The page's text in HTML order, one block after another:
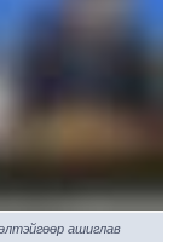
ашиглав